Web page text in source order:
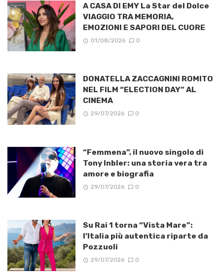
A CASA DI EMY La Star del Dolce
VIAGGIO TRA MEMORIA,
EMOZIONI E SAPORI DEL CUORE
01/08/2026 0
DONATELLA ZACCAGNINI ROMITO
NEL FILM “ELECTION DAY” AL
CINEMA
29/07/2026 0
“Femmena”, il nuovo singolo di
Tony Inbler: una storia vera tra
amore e biografia
29/07/2026 0
Su Rai 1 torna “Vista Mare”:
l’Italia più autentica riparte da
Pozzuoli
29/07/2026 0